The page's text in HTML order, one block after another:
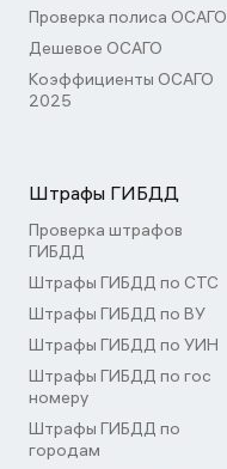
Проверка полиса ОСАГО
Дешевое ОСАГО
Коэффициенты ОСАГО
2025
Штрафы ГИБДД
Проверка штрафов
ГИБДД
Штрафы ГИБДД по СТС
Штрафы ГИБДД по ВУ
Штрафы ГИБДД по УИН
Штрафы ГИБДД по гос
номеру
Штрафы ГИБДД по
городам